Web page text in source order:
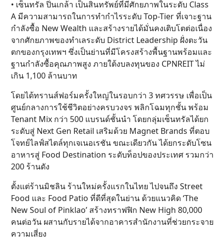
• เซ็นทรัล ปิ่นเกล้า เป็นสินทรัพย์ที่มีศักยภาพในระดับ Class
A มีความสามารถในการทำกำไรระดับ Top-Tier ที่เจาะฐาน
กำลังซื้อ New Wealth และสร้างรายได้มั่นคงเติบโตต่อเนื่อง
จากศักยภาพของทำเลระดับ District Leadership ฝั่งตะวัน
ตกของกรุงเทพฯ ซึ่งเป็นย่านที่มีโครงสร้างพื้นฐานพร้อมและ
ฐานกำลังซื้อคุณภาพสูง ภายใต้งบลงทุนของ CPNREIT ไม่
เกิน 1,100 ล้านบาท
โดยได้ทรานส์ฟอร์มครั้งใหญ่ในรอบกว่า 3 ทศวรรษ เพื่อเป็น
ศูนย์กลางการใช้ชีวิตอย่างครบวงจร พลิกโฉมทุกชั้น พร้อม
Tenant Mix กว่า 500 แบรนด์ชั้นนำ โดยกลุ่มเซ็นทรัลได้ยก
ระดับสู่ Next Gen Retail เสริมด้วย Magnet Brands ที่ตอบ
โจทย์ไลฟ์สไตล์ทุกเจเนอเรชัน ขณะเดียวกัน ได้ยกระดับโซน
อาหารสู่ Food Destination ระดับท็อปของประเทศ รวมกว่า
200 ร้านดัง
ตั้งแต่ร้านมิชลิน ร้านใหม่ครั้งแรกในไทย ไปจนถึง Street
Food และ Food Patio ที่ดีที่สุดในย่าน ด้วยแนวคิด ‘The
New Soul of Pinklao’ สร้างทราฟฟิก New High 80,000
คนต่อวัน ผสานกับรายได้จากอาคารสำนักงานที่ช่วยกระจาย
ความเสี่ยง